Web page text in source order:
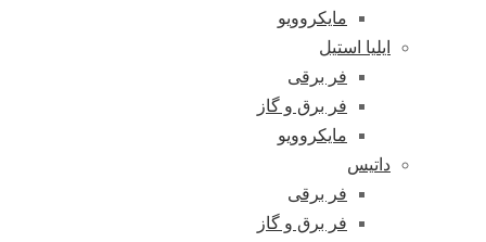
مایکروویو
ایلیا استیل
فر برقی
فر برق و گاز
مایکروویو
داتیس
فر برقی
فر برق و گاز